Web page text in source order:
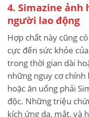
4. Simazine
người lao động
Hợp chất này cũng
cực đến sức khỏe
trong thời gian dài
những nguy cơ chính
hoặc ăn uống phải
độc. Những triệu
kích ứng da, mắt, và